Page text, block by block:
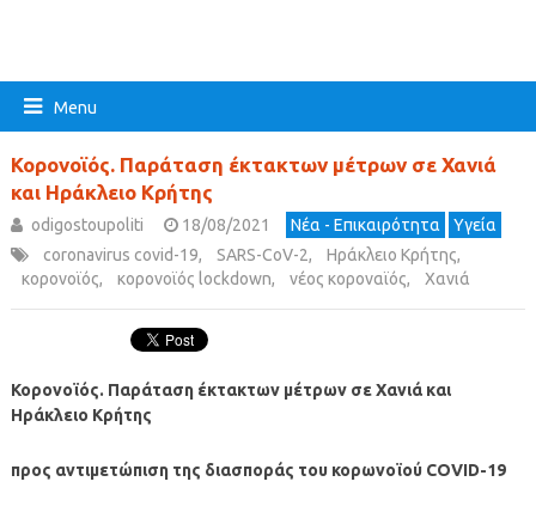
Menu
Κορονοϊός. Παράταση έκτακτων μέτρων σε Χανιά
και Ηράκλειο Κρήτης
odigostoupoliti 18/08/2021 Νέα - Επικαιρότητα
Υγεία
coronavirus covid-19, SARS-CoV-2, Ηράκλειο Κρήτης,
κορονοϊός, κορονοϊός lockdown, νέος κοροναϊός, Χανιά
Κορονοϊός. Παράταση έκτακτων μέτρων σε Χανιά και
Ηράκλειο Κρήτης
προς αντιμετώπιση της διασποράς του κορωνοϊού COVID-19